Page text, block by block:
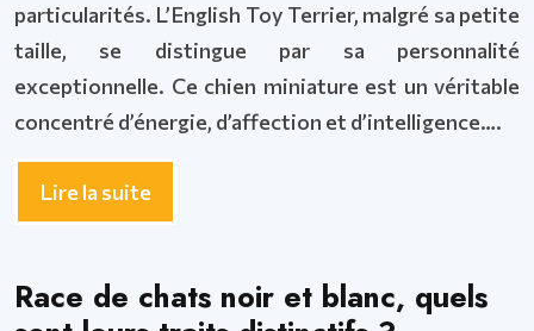
particularités. L’English Toy Terrier, malgré sa petite
taille, se distingue par sa personnalité
exceptionnelle. Ce chien miniature est un véritable
concentré d’énergie, d’affection et d’intelligence….
Lire la suite
Race de chats noir et blanc, quels